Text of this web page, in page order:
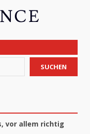
SUCHEN
vor allem richtig